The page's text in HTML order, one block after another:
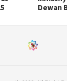
Dewan